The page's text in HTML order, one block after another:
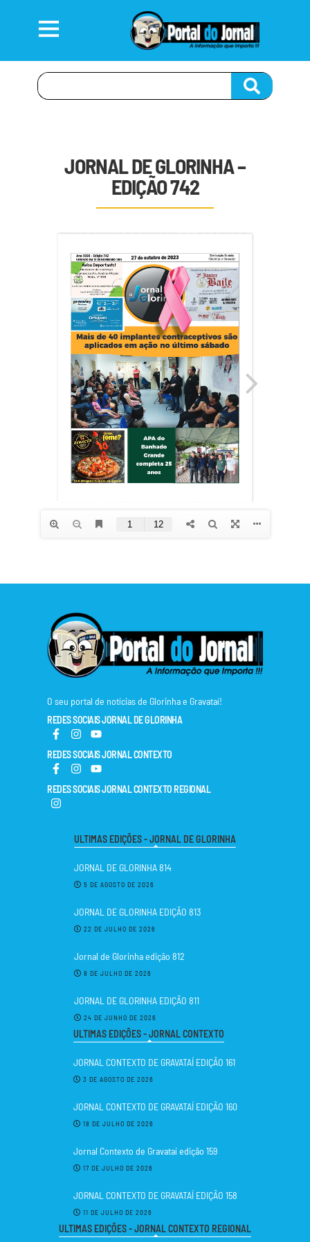
JORNAL DE GLORINHA –
EDIÇÃO 742
O seu portal de notícias de Glorinha e Gravataí!
REDES SOCIAIS JORNAL DE GLORINHA
REDES SOCIAIS JORNAL CONTEXTO
REDES SOCIAIS JORNAL CONTEXTO REGIONAL
ULTIMAS EDIÇÕES - JORNAL DE GLORINHA
JORNAL DE GLORINHA 814
5 DE AGOSTO DE 2026
JORNAL DE GLORINHA EDIÇÃO 813
22 DE JULHO DE 2026
Jornal de Glorinha edição 812
8 DE JULHO DE 2026
JORNAL DE GLORINHA EDIÇÃO 811
24 DE JUNHO DE 2026
ULTIMAS EDIÇÕES - JORNAL CONTEXTO
JORNAL CONTEXTO DE GRAVATAÍ EDIÇÃO 161
3 DE AGOSTO DE 2026
JORNAL CONTEXTO DE GRAVATAÍ EDIÇÃO 160
18 DE JULHO DE 2026
Jornal Contexto de Gravataí edição 159
17 DE JULHO DE 2026
JORNAL CONTEXTO DE GRAVATAÍ EDIÇÃO 158
11 DE JULHO DE 2026
ULTIMAS EDIÇÕES - JORNAL CONTEXTO REGIONAL